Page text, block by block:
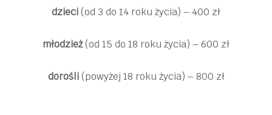
dzieci (od 3 do 14 roku życia) – 400 zł
młodzież(od 15 do 18 roku życia) – 600 zł
dorośli(powyżej 18 roku życia) – 800 zł